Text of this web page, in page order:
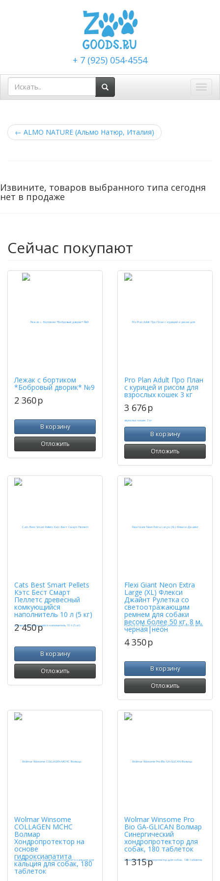
+ 7 (925) 054-4554
← ALMO NATURE (Альмо Натюр, Италия)
Извините, товаров выбранного типа сегодня
нет в продаже
Сейчас покупают
Лежак с бортиком
*Бобровый дворик* №9
2 360p
В корзину
Отложить
Pro Plan Adult Про План
с курицей и рисом для
взрослых кошек 3 кг
3 676p
В корзину
Отложить
Cats Best Smart Pellets
Кэтс Бест Смарт
Пеллетс древесный
комкующийся
наполнитель 10 л (5 кг)
2 450p
В корзину
Отложить
Flexi Giant Neon Extra
Large (XL) Флекси
Джайнт Рулетка со
светоотражающим
ремнем для собаки
весом более 50 кг, 8 м,
черная|неон
4 350p
В корзину
Отложить
Wolmar Winsome
COLLAGEN MCHC
Волмар
Хондропротектор на
основе
гидроксиапатита
кальция для собак, 180
таблеток
Wolmar Winsome Pro
Bio GA-GLICAN Волмар
Синергический
хондропротектор для
собак, 180 таблеток
1 315p